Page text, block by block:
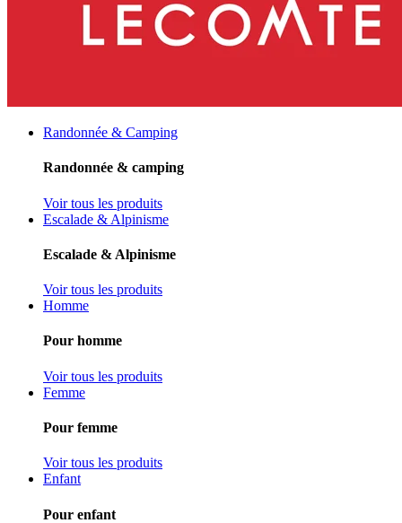
Randonnée & Camping
Randonnée & camping
Voir tous les produits
Escalade & Alpinisme
Escalade & Alpinisme
Voir tous les produits
Homme
Pour homme
Voir tous les produits
Femme
Pour femme
Voir tous les produits
Enfant
Pour enfant